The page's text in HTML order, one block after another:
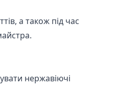
а також під час
нержавіючі